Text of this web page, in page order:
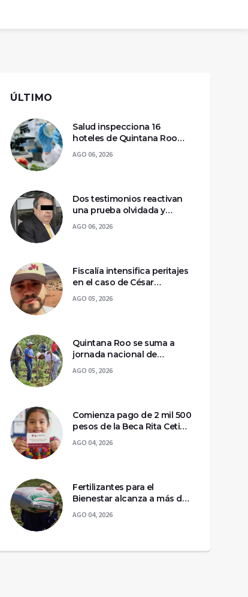
ÚLTIMO
Salud inspecciona 16
hoteles de Quintana Roo
por casos de ciclosporiasis
AGO 06, 2026
Dos testimonios reactivan
una prueba olvidada y
llevan a la captura de Ángel
Aguirre
AGO 06, 2026
Fiscalía intensifica peritajes
en el caso de César
Gastélum; mantienen
asegurada la escena del
AGO 05, 2026
Quintana Roo se suma a
jornada nacional de
reforestación para
recuperar ecosistemas del
AGO 05, 2026
Comienza pago de 2 mil 500
pesos de la Beca Rita Cetina
para estudiantes de
primaria
AGO 04, 2026
Fertilizantes para el
Bienestar alcanza a más de
2 millones de productores
en México
AGO 04, 2026